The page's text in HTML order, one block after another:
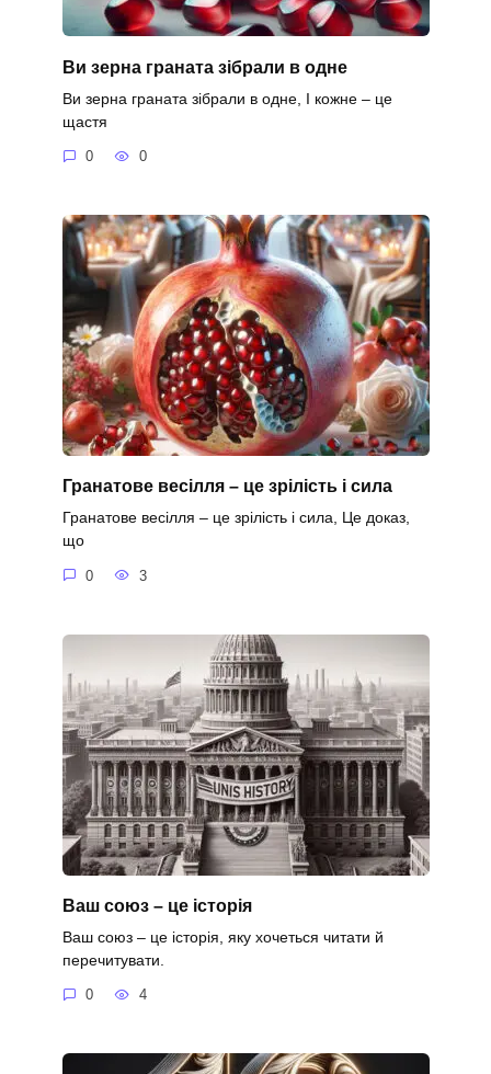
Ви зерна граната зібрали в одне
Ви зерна граната зібрали в одне, І кожне – це
щастя
0 0
Гранатове весілля – це зрілість і сила
Гранатове весілля – це зрілість і сила, Це доказ,
що
0 3
Ваш союз – це історія
Ваш союз – це історія, яку хочеться читати й
перечитувати.
0 4